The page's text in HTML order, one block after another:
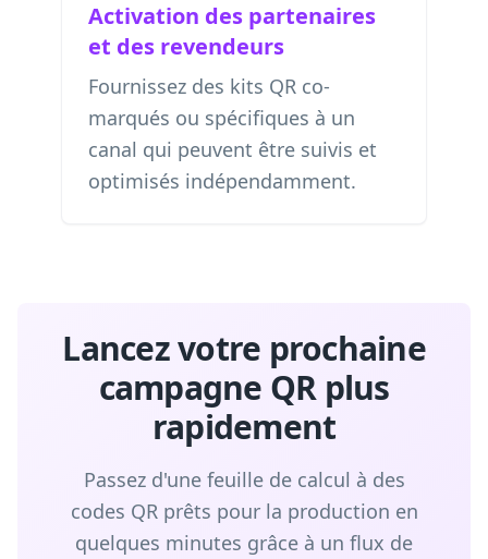
Activation des partenaires
et des revendeurs
Fournissez des kits QR co-
marqués ou spécifiques à un
canal qui peuvent être suivis et
optimisés indépendamment.
Lancez votre prochaine
campagne QR plus
rapidement
Passez d'une feuille de calcul à des
codes QR prêts pour la production en
quelques minutes grâce à un flux de